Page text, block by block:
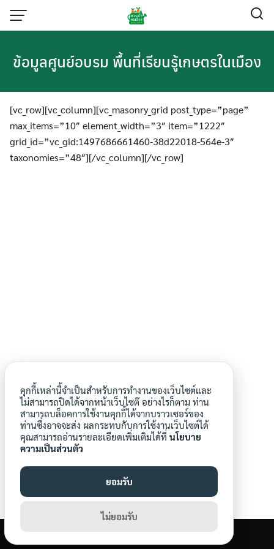
Skip
for:
ข้อมูลศูนย์อบรม พื้นที่เรียนรู้เกษตรในเมือง
[vc_row][vc_column][vc_masonry_grid post_type=”page”
max_items=”10″ element_width=”3″ item=”1222″
grid_id=”vc_gid:1497686661460-38d22018-564e-3″
taxonomies=”48″][/vc_column][/vc_row]
คุกกี้เหล่านี้จำเป็นสำหรับการทำงานของเว็บไซต์และ
ไม่สามารถปิดได้จากหน้าเว็บไซต๊ อย่างไรก็ตาม ท่าน
สามารถบล็อคการใช้งานคุกกี้ได้จากบราวเซอร์ของ
ท่านซึ่งอาจจะส่ง ผลกระทบกับการใช้งานเว็บไซต์ได้
คุณสามารถอ่านรายละเอียดเพิ่มเติมได้ที่ นโยบาย
ความเป็นส่วนตัว
ยอมรับ
ไม่ยอมรับ